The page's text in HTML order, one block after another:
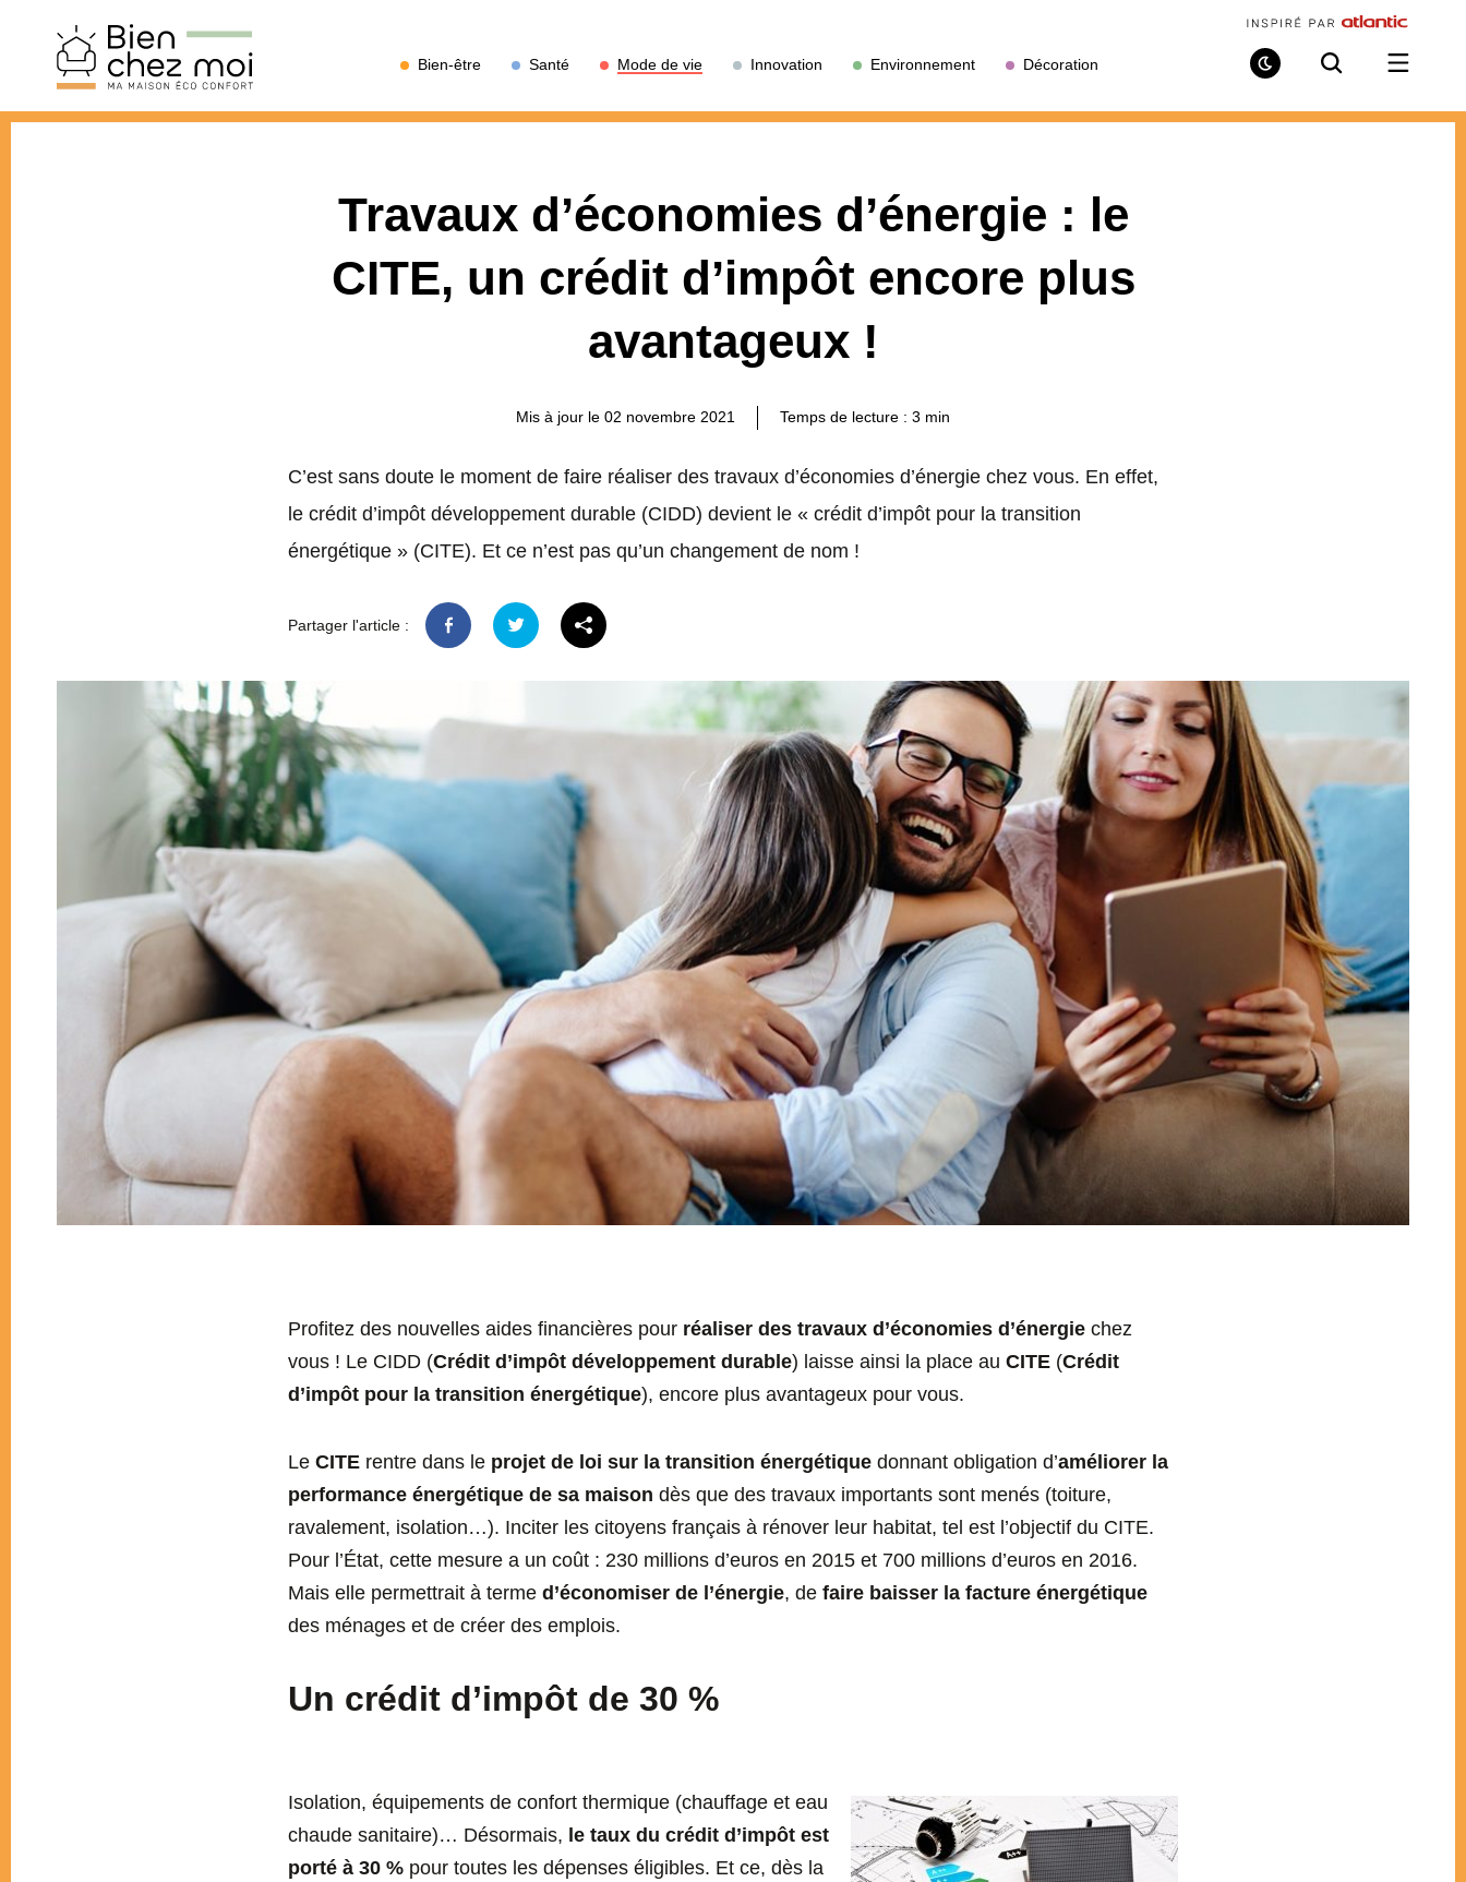
Bien-être Santé Mode de vie Innovation Environnement Décoration
Mode
RechercheOuvrir
le
Travaux d’économies d’énergie : le
CITE, un crédit d’impôt encore plus
avantageux !
Mis à jour le 02 novembre 2021 Temps de lecture : 3 min
C’est sans doute le moment de faire réaliser des travaux d’économies d’énergie chez vous. En effet,
le crédit d’impôt développement durable (CIDD) devient le « crédit d’impôt pour la transition
énergétique » (CITE). Et ce n’est pas qu’un changement de nom !
Partager l'article :
Profitez des nouvelles aides financières pour réaliser des travaux d’économies d’énergie chez
vous ! Le CIDD (Crédit d’impôt développement durable) laisse ainsi la place au CITE (Crédit
d’impôt pour la transition énergétique), encore plus avantageux pour vous.
Le CITE rentre dans le projet de loi sur la transition énergétique donnant obligation d’améliorer la
performance énergétique de sa maison dès que des travaux importants sont menés (toiture,
ravalement, isolation…). Inciter les citoyens français à rénover leur habitat, tel est l’objectif du CITE.
Pour l’État, cette mesure a un coût : 230 millions d’euros en 2015 et 700 millions d’euros en 2016.
Mais elle permettrait à terme d’économiser de l’énergie, de faire baisser la facture énergétique
des ménages et de créer des emplois.
Un crédit d’impôt de 30 %
Isolation, équipements de confort thermique (chauffage et eau
chaude sanitaire)… Désormais, le taux du crédit d’impôt est
porté à 30 % pour toutes les dépenses éligibles. Et ce, dès la